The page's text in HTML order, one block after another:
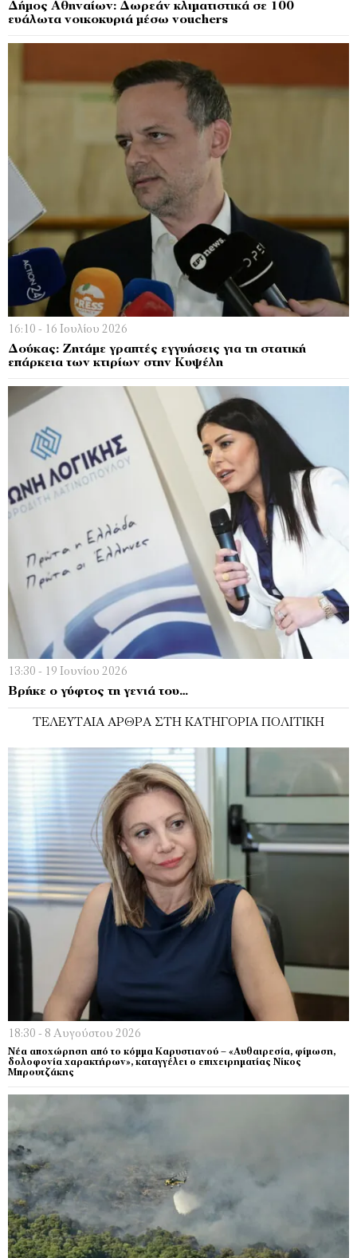
Δήμος Αθηναίων: Δωρεάν κλιματιστικά σε 100
ευάλωτα νοικοκυριά μέσω vouchers
16:10 - 16 Ιουλίου 2026
Δούκας: Ζητάμε γραπτές εγγυήσεις για τη στατική
επάρκεια των κτιρίων στην Κυψέλη
13:30 - 19 Ιουνίου 2026
Βρήκε ο γύφτος τη γενιά του…
ΤΕΛΕΥΤΑΊΑ ΆΡΘΡΑ ΣΤΗ ΚΑΤΗΓΟΡΊΑ ΠΟΛΙΤΙΚΉ
18:30 - 8 Αυγούστου 2026
Νέα αποχώρηση από το κόμμα Καρυστιανού – «Αυθαιρεσία, φίμωση,
δολοφονία χαρακτήρων», καταγγέλει ο επιχειρηματίας Νίκος
Μπρουτζάκης